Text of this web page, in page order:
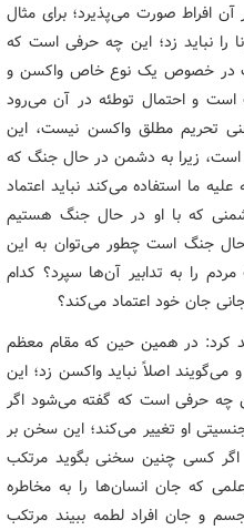
افراط صورت می‌پذیرد؛ برای مثال
نباید زد؛ این چه حرفی است که
در خصوص یک نوع خاص واکسن و
و احتمال توطئه در آن می‌رود
تحریم مطلق واکسن نیست، این
زیرا به دشمن در حال جنگ که
ما استفاده می‌کند نباید اعتماد
که با او در حال جنگ هستیم
حال جنگ است چطور می‌توان به این
را به تدابیر آن‌ها سپرد؟ کدام
جان خود اعتماد می‌کند؟
کرد: در همین حین که مقام معظم
می‌گویند اصلاً نباید واکسن زد؛ این
چه حرفی است که گفته می‌شود اگر
او تغییر می‌کند؛ این سخن بر
کسی چنین سخنی بگوید مرتکب
که جان انسان‌ها را به مخاطره
و جان افراد لطمه ببیند مرتکب